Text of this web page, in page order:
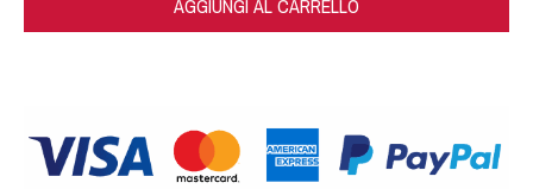
AGGIUNGI AL CARRELLO